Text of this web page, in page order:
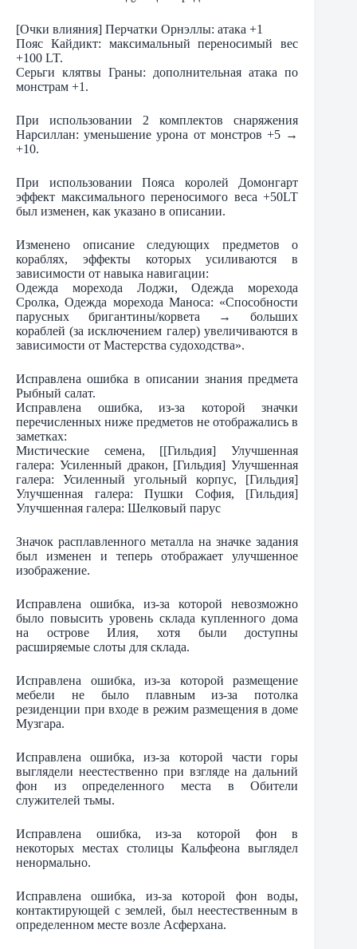
[Очки влияния] Перчатки Орнэллы: атака +1
Пояс Кайдикт: максимальный переносимый вес
+100 LT.
Серьги клятвы Граны: дополнительная атака по
монстрам +1.
При использовании 2 комплектов снаряжения
Нарсиллан: уменьшение урона от монстров +5 →
+10.
При использовании Пояса королей Домонгарт
эффект максимального переносимого веса +50LT
был изменен, как указано в описании.
Изменено описание следующих предметов о
кораблях, эффекты которых усиливаются в
зависимости от навыка навигации:
Одежда морехода Лоджи, Одежда морехода
Сролка, Одежда морехода Маноса: «Способности
парусных бригантины/корвета → больших
кораблей (за исключением галер) увеличиваются в
зависимости от Мастерства судоходства».
Исправлена ошибка в описании знания предмета
Рыбный салат.
Исправлена ошибка, из-за которой значки
перечисленных ниже предметов не отображались в
заметках:
Мистические семена, [[Гильдия] Улучшенная
галера: Усиленный дракон, [Гильдия] Улучшенная
галера: Усиленный угольный корпус, [Гильдия]
Улучшенная галера: Пушки София, [Гильдия]
Улучшенная галера: Шелковый парус
Значок расплавленного металла на значке задания
был изменен и теперь отображает улучшенное
изображение.
Исправлена ошибка, из-за которой невозможно
было повысить уровень склада купленного дома
на острове Илия, хотя были доступны
расширяемые слоты для склада.
Исправлена ошибка, из-за которой размещение
мебели не было плавным из-за потолка
резиденции при входе в режим размещения в доме
Музгара.
Исправлена ошибка, из-за которой части горы
выглядели неестественно при взгляде на дальний
фон из определенного места в Обители
служителей тьмы.
Исправлена ошибка, из-за которой фон в
некоторых местах столицы Кальфеона выглядел
ненормально.
Исправлена ошибка, из-за которой фон воды,
контактирующей с землей, был неестественным в
определенном месте возле Асферхана.